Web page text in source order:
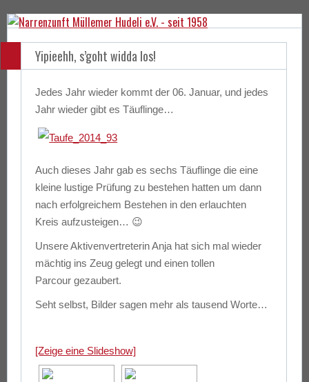
Yipieehh, s’goht widda los!
Jedes Jahr wieder kommt der 06. Januar, und jedes
Jahr wieder gibt es Täuflinge…
Auch dieses Jahr gab es sechs Täuflinge die eine
kleine lustige Prüfung zu bestehen hatten um dann
nach erfolgreichem Bestehen in den erlauchten
Kreis aufzusteigen… 😉
Unsere Aktivenvertreterin Anja hat sich mal wieder
mächtig ins Zeug gelegt und einen tollen
Parcour gezaubert.
Seht selbst, Bilder sagen mehr als tausend Worte…
[Zeige eine Slideshow]